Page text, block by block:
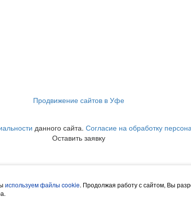
используем файлы cookie. Продолжая работу с сайтом, Вы
Продвижение сайтов в Уфе
данного сайта. Согласие на обработку
Оставить заявку
что ознакомлен сПолитикой